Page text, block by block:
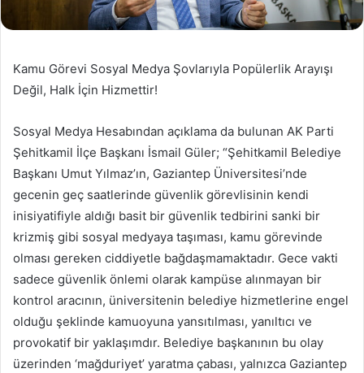
Kamu Görevi Sosyal Medya Şovlarıyla Popülerlik Arayışı
Değil, Halk İçin Hizmettir!
Sosyal Medya Hesabından açıklama da bulunan AK Parti
Şehitkamil İlçe Başkanı İsmail Güler; “Şehitkamil Belediye
Başkanı Umut Yılmaz’ın, Gaziantep Üniversitesi’nde
gecenin geç saatlerinde güvenlik görevlisinin kendi
inisiyatifiyle aldığı basit bir güvenlik tedbirini sanki bir
krizmiş gibi sosyal medyaya taşıması, kamu görevinde
olması gereken ciddiyetle bağdaşmamaktadır. Gece vakti
sadece güvenlik önlemi olarak kampüse alınmayan bir
kontrol aracının, üniversitenin belediye hizmetlerine engel
olduğu şeklinde kamuoyuna yansıtılması, yanıltıcı ve
provokatif bir yaklaşımdır. Belediye başkanının bu olay
üzerinden ‘mağduriyet’ yaratma çabası, yalnızca Gaziantep